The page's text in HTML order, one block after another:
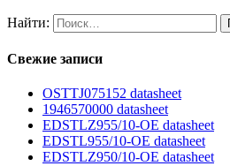
Найти:
Свежие записи
OSTTJ075152 datasheet
1946570000 datasheet
EDSTLZ955/10-OE datasheet
EDSTL955/10-OE datasheet
EDSTLZ950/10-OE datasheet